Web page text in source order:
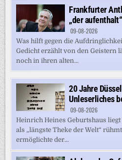
Frankfurter
„der aufenthalt“
09-08-2026
Was hilft gegen die
Gedicht erzählt von den Geistern
noch in ihren alten...
20 Jahre
Unleserliches
09-08-2026
Heinrich Heines Geburtshaus
als „längste Theke der Welt“
ermöglichte der...